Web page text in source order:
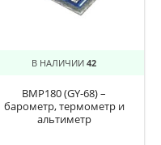
В НАЛИЧИИ 42
BMP180 (GY-68) –
барометр, термометр и
альтиметр